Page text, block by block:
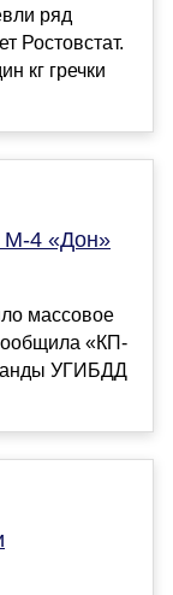
ряд
Ростовстат.
кг гречки
М-4 «Дон»
массовое
«КП-
УГИБДД